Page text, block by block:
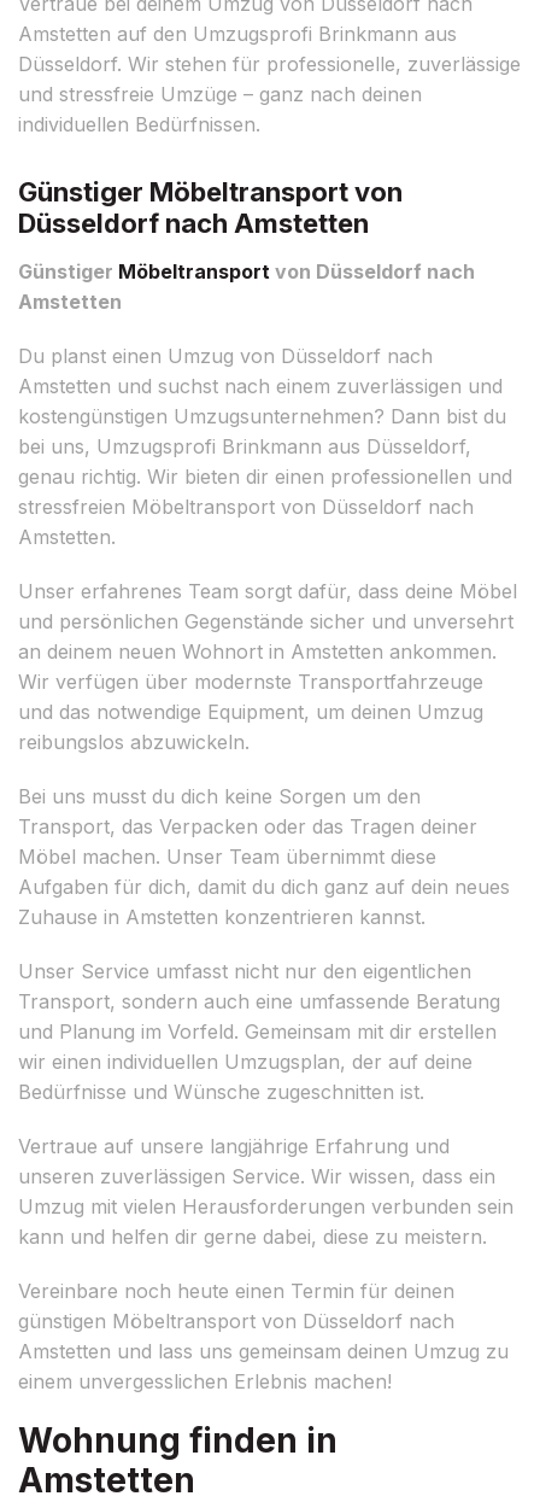
Amstetten auf den Umzugsprofi Brinkmann aus
Düsseldorf. Wir stehen für professionelle, zuverlässige
und stressfreie Umzüge – ganz nach deinen
individuellen Bedürfnissen.
Günstiger Möbeltransport von
Düsseldorf nach Amstetten
Günstiger Möbeltransport von Düsseldorf nach
Amstetten
Du planst einen Umzug von Düsseldorf nach
Amstetten und suchst nach einem zuverlässigen und
kostengünstigen Umzugsunternehmen? Dann bist du
bei uns, Umzugsprofi Brinkmann aus Düsseldorf,
genau richtig. Wir bieten dir einen professionellen und
stressfreien Möbeltransport von Düsseldorf nach
Amstetten.
Unser erfahrenes Team sorgt dafür, dass deine Möbel
und persönlichen Gegenstände sicher und unversehrt
an deinem neuen Wohnort in Amstetten ankommen.
Wir verfügen über modernste Transportfahrzeuge
und das notwendige Equipment, um deinen Umzug
reibungslos abzuwickeln.
Bei uns musst du dich keine Sorgen um den
Transport, das Verpacken oder das Tragen deiner
Möbel machen. Unser Team übernimmt diese
Aufgaben für dich, damit du dich ganz auf dein neues
Zuhause in Amstetten konzentrieren kannst.
Unser Service umfasst nicht nur den eigentlichen
Transport, sondern auch eine umfassende Beratung
und Planung im Vorfeld. Gemeinsam mit dir erstellen
wir einen individuellen Umzugsplan, der auf deine
Bedürfnisse und Wünsche zugeschnitten ist.
Vertraue auf unsere langjährige Erfahrung und
unseren zuverlässigen Service. Wir wissen, dass ein
Umzug mit vielen Herausforderungen verbunden sein
kann und helfen dir gerne dabei, diese zu meistern.
Vereinbare noch heute einen Termin für deinen
günstigen Möbeltransport von Düsseldorf nach
Amstetten und lass uns gemeinsam deinen Umzug zu
einem unvergesslichen Erlebnis machen!
Wohnung finden in
Amstetten